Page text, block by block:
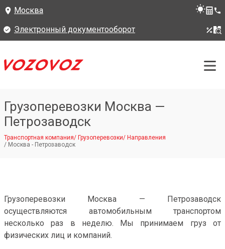
Москва
Электронный документооборот
Грузоперевозки Москва —
Петрозаводск
Транспортная компания/ Грузоперевозки/ Направления
/ Москва - Петрозаводск
Грузоперевозки Москва — Петрозаводск
осуществляются автомобильным транспортом
несколько раз в неделю. Мы принимаем груз от
физических лиц и компаний.